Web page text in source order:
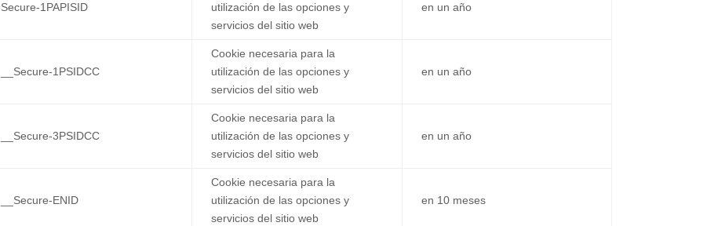
Secure-1PAPISID
utilización de las opciones y
servicios del sitio web
en un año
__Secure-1PSIDCC
Cookie necesaria para la
utilización de las opciones y
servicios del sitio web
en un año
__Secure-3PSIDCC
Cookie necesaria para la
utilización de las opciones y
servicios del sitio web
en un año
__Secure-ENID
Cookie necesaria para la
utilización de las opciones y
servicios del sitio web
en 10 meses